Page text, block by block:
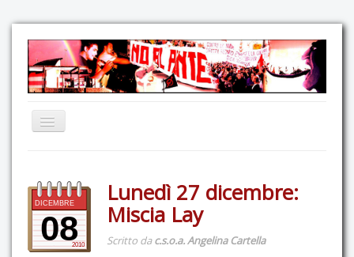
Comunicazione
Eventi
GAS Felce & Mirtillo
DICEMBRE
082010
Lunedì 27 dicembre:
Miscia Lay
Scritto dac.s.o.a. Angelina Cartella